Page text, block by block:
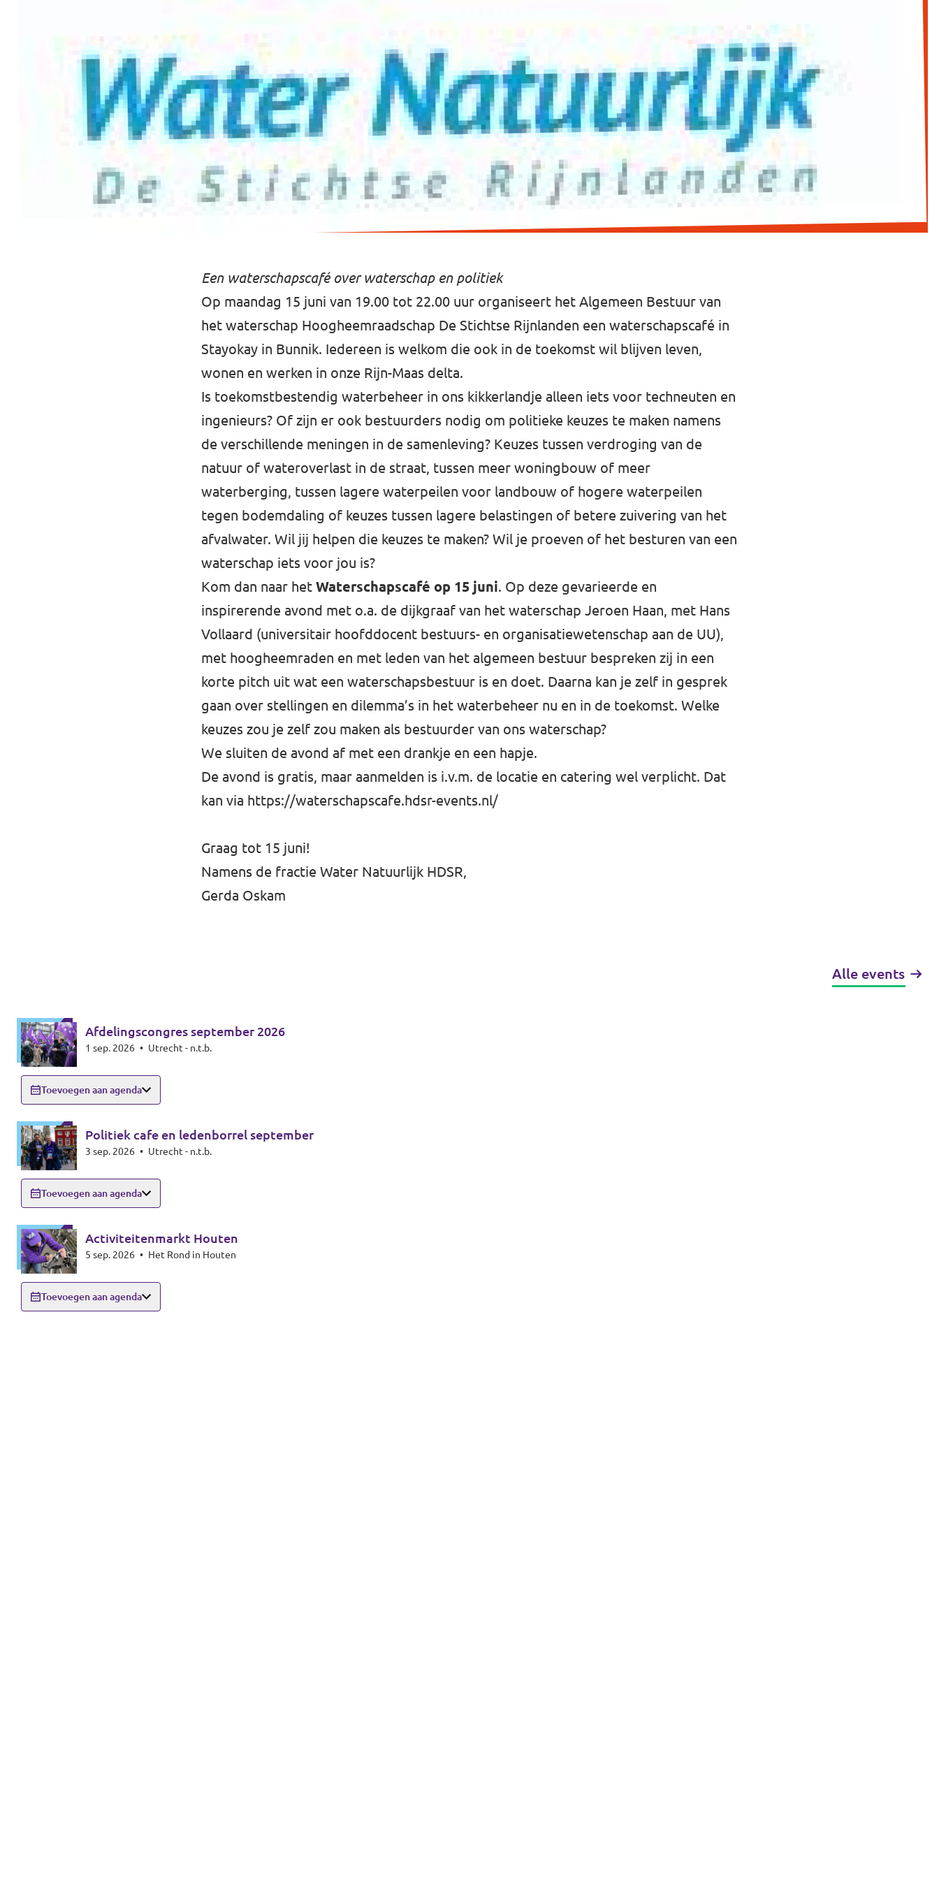
Volt Woerden
Een waterschapscafé over waterschap en politiek
Op maandag 15 juni van 19.00 tot 22.00 uur organiseert het Algemeen Bestuur van
het waterschap Hoogheemraadschap De Stichtse Rijnlanden een waterschapscafé in
Stayokay in Bunnik. Iedereen is welkom die ook in de toekomst wil blijven leven,
wonen en werken in onze Rijn-Maas delta.
Is toekomstbestendig waterbeheer in ons kikkerlandje alleen iets voor techneuten en
ingenieurs? Of zijn er ook bestuurders nodig om politieke keuzes te maken namens
de verschillende meningen in de samenleving? Keuzes tussen verdroging van de
natuur of wateroverlast in de straat, tussen meer woningbouw of meer
waterberging, tussen lagere waterpeilen voor landbouw of hogere waterpeilen
tegen bodemdaling of keuzes tussen lagere belastingen of betere zuivering van het
afvalwater. Wil jij helpen die keuzes te maken? Wil je proeven of het besturen van een
waterschap iets voor jou is?
Kom dan naar het Waterschapscafé op 15 juni. Op deze gevarieerde en
inspirerende avond met o.a. de dijkgraaf van het waterschap Jeroen Haan, met Hans
Vollaard (universitair hoofddocent bestuurs- en organisatiewetenschap aan de UU),
met hoogheemraden en met leden van het algemeen bestuur bespreken zij in een
korte pitch uit wat een waterschapsbestuur is en doet. Daarna kan je zelf in gesprek
gaan over stellingen en dilemma’s in het waterbeheer nu en in de toekomst. Welke
keuzes zou je zelf zou maken als bestuurder van ons waterschap?
We sluiten de avond af met een drankje en een hapje.
De avond is gratis, maar aanmelden is i.v.m. de locatie en catering wel verplicht. Dat
kan via https://waterschapscafe.hdsr-events.nl/
Graag tot 15 juni!
Namens de fractie Water Natuurlijk HDSR,
Gerda Oskam
Alle events
Afdelingscongres september 2026
1 sep. 2026 • Utrecht - n.t.b.
Toevoegen aan agenda
Politiek cafe en ledenborrel september
3 sep. 2026 • Utrecht - n.t.b.
Toevoegen aan agenda
Activiteitenmarkt Houten
5 sep. 2026 • Het Rond in Houten
Toevoegen aan agenda